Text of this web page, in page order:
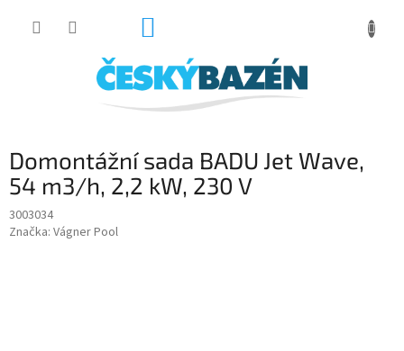
Domontážní sada BADU Jet Wave,
54 m3/h, 2,2 kW, 230 V
3003034
Značka: Vágner Pool